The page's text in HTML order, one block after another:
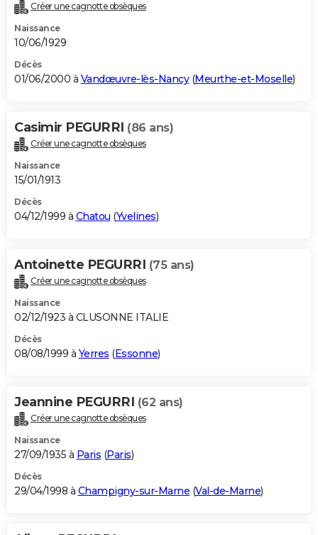
Créer une cagnotte obsèques
Naissance
10/06/1929
Décès
01/06/2000 à Vandœuvre-lès-Nancy(Meurthe-et-Moselle)
Casimir PEGURRI (86 ans)
Créer une cagnotte obsèques
Naissance
15/01/1913
Décès
04/12/1999 à Chatou (Yvelines)
Antoinette PEGURRI (75 ans)
Créer une cagnotte obsèques
Naissance
02/12/1923 à CLUSONNE ITALIE
Décès
08/08/1999 à Yerres (Essonne)
Jeannine PEGURRI (62 ans)
Créer une cagnotte obsèques
Naissance
27/09/1935 à Paris (Paris)
Décès
29/04/1998 à Champigny-sur-Marne (Val-de-Marne)